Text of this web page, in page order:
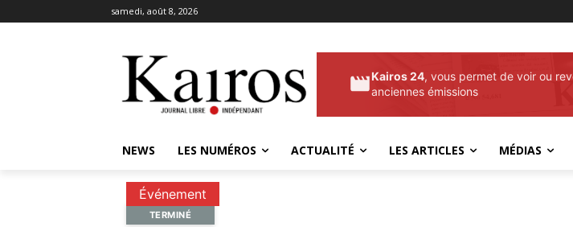
samedi, août 8, 2026
Kairos 24, vous permet de voir ou
anciennes émissions
NEWS LES NUMÉROS ACTUALITÉ LES ARTICLES MÉDIAS
Événement
TERMINÉ